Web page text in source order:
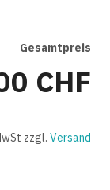
Gesamtpreis
CHF
zzgl. Versand